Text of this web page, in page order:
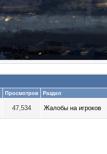
Просмотров Раздел
47,534 Жалобы на игроков